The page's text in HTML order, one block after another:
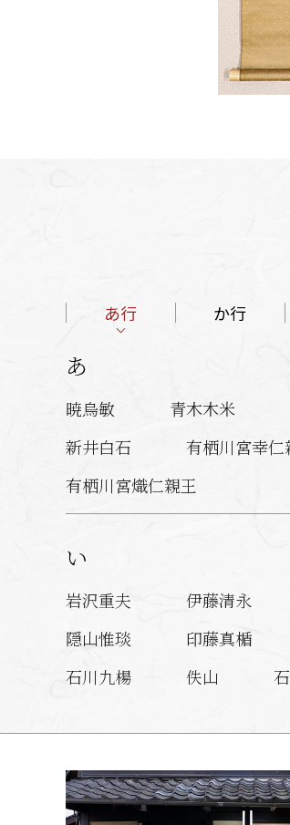
あ行 か行
あ
暁烏敏 青木木米
新井白石
有栖川宮幸仁
有栖川宮熾仁親王
い
岩沢重夫 伊藤清永
隠山惟琰
印藤真楯
石川九楊
佚山